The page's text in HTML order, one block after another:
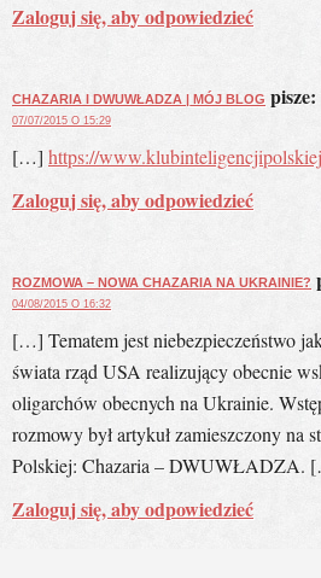
Zaloguj się, aby odpowiedzieć
CHAZARIA I DWUWŁADZA | MÓJ BLOG pisze:
07/07/2015 O 15:29
[…] https://
Zaloguj się, aby odpowiedzieć
ROZMOWA – NOWA CHAZARIA NA UKRAINIE?
04/08/2015 O 16:32
[…] Tematem jest niebezpieczeństwo
świata rząd USA realizujący obecnie
oligarchów obecnych na Ukrainie.
rozmowy był artykuł zamieszczony na
Polskiej: Chazaria – DWUWŁADZA.
Zaloguj się, aby odpowiedzieć